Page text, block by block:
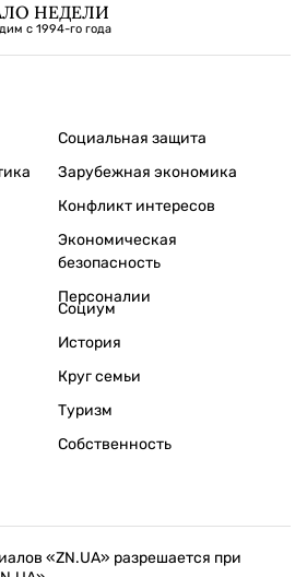
НЕДЕЛИ
с 1994-го года
Социальная защита
Зарубежная экономика
Конфликт интересов
Экономическая
безопасность
Персоналии
Социум
История
Круг семьи
Туризм
Собственность
«ZN.UA» разрешается при